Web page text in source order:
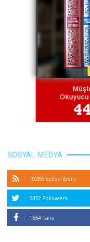
SOSYAL MEDYA
10286 Subscribers
5432 Followers
1664 Fans